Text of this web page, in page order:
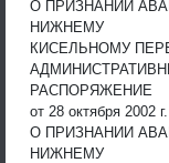
О ПРИЗНАНИИ
НИЖНЕМУ
КИСЕЛЬНОМУ
РАСПОРЯЖЕНИЕ
от 28 октября 2002
О ПРИЗНАНИИ
НИЖНЕМУ